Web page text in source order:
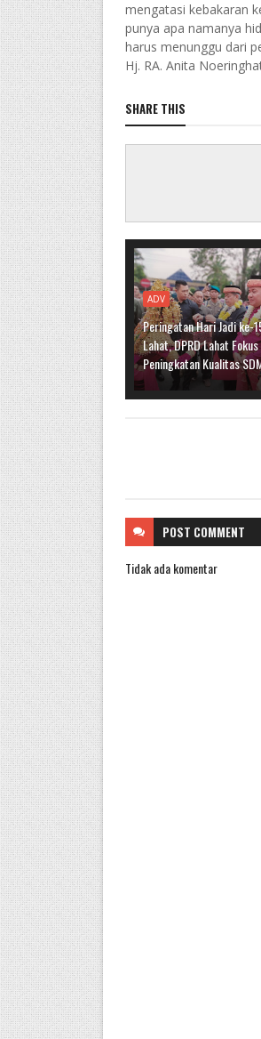
mengatasi kebakaran
punya apa namanya
harus menunggu dari
Hj. RA. Anita
SHARE THIS
ADV
Peringatan Hari Jadi ke-
Lahat, DPRD Lahat
Peningkatan Kualitas
POST COMMENT
Tidak ada komentar